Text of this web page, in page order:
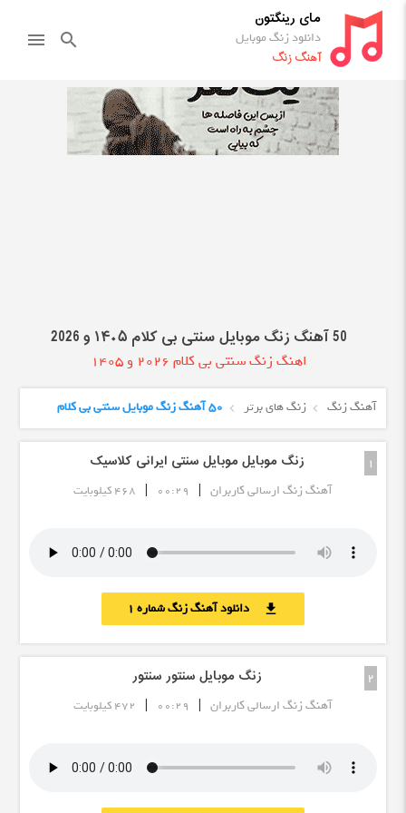
مای رینگتون
دانلود زنگ موبایل
آهنگ زنگ
search
menu
50 آهنگ زنگ موبایل سنتی بی کلام ۱۴۰۵ و 2026
اهنگ زنگ سنتی بی کلام 2026 و 1405
آهنگ زنگ زنگ های برتر 50 آهنگ زنگ موبایل سنتی بی کلام
1 زنگ موبایل موبایل سنتی ایرانی کلاسیک
آهنگ زنگ ارسالی کاربران |
00:29
| 468 کیلوبایت
download دانلود آهنگ زنگ شماره 1
2 زنگ موبایل سنتور سنتور
آهنگ زنگ ارسالی کاربران |
00:29
| 472 کیلوبایت